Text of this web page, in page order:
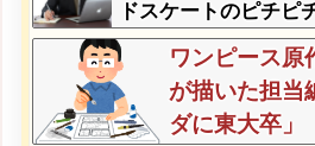
ドスケートのピチピ
んですか…？ﾑﾁｨ！
に刺さるやろw w w
ワンピース原
が描いた担当
ダに東大卒」